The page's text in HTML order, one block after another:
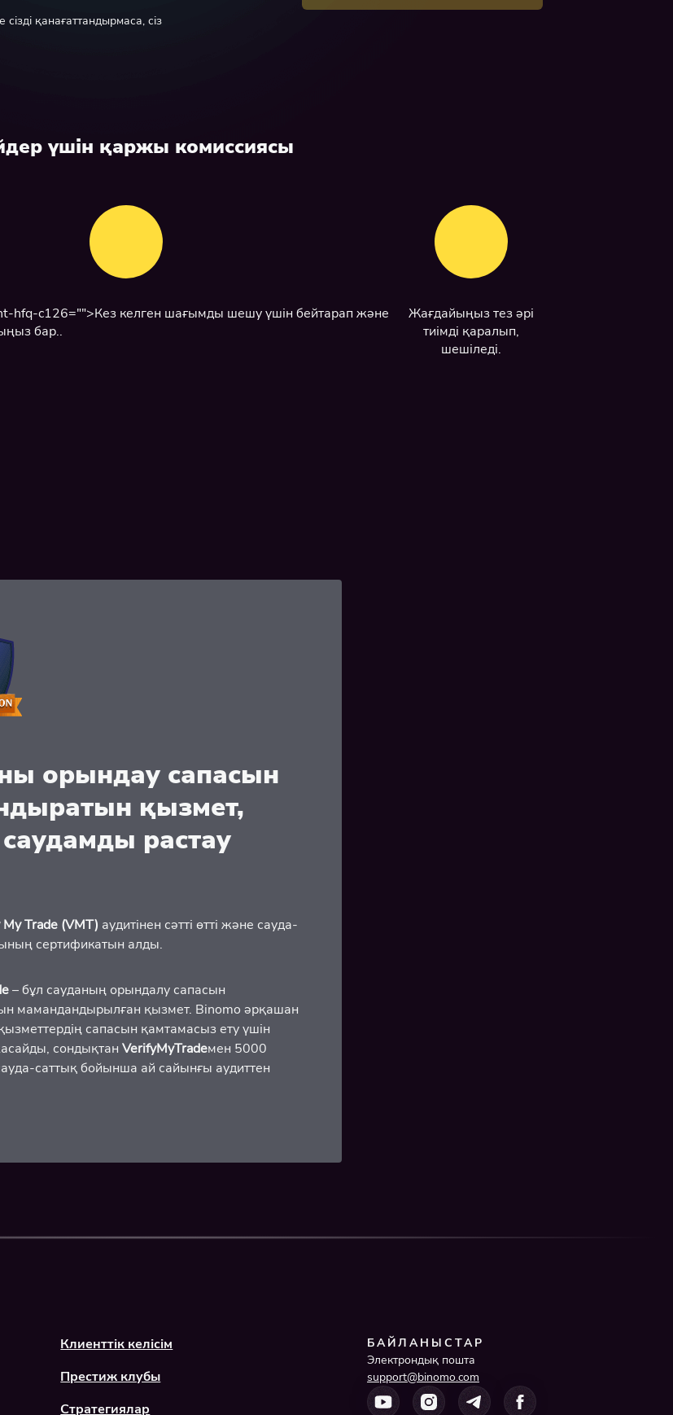
қанағаттандырмаса, сіз
үшін қаржы комиссиясы
hfq-c126="">Кез келген шағымды шешу үшін бейтарап және
бар..
Жағдайыңыз тез әрі
тиімді қаралып,
шешіледі.
орындау сапасын
қызмет,
растау
Trade (VMT) аудитінен сәтті өтті және сауда-
сертификатын алды.
– бұл сауданың орындалу сапасын
мамандандырылған қызмет. Binomo әрқашан
сапасын қамтамасыз ету үшін
сондықтан VerifyMyTradeмен 5000
саттық бойынша ай сайынғы аудиттен
БАЙЛАНЫСТАР
Электрондық пошта
support@binomo.com
Клиенттік келісім
Престиж клубы
Стратегиялар